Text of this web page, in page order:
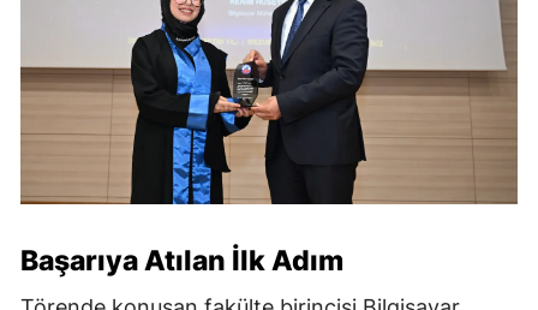
Başarıya Atılan İlk Adım